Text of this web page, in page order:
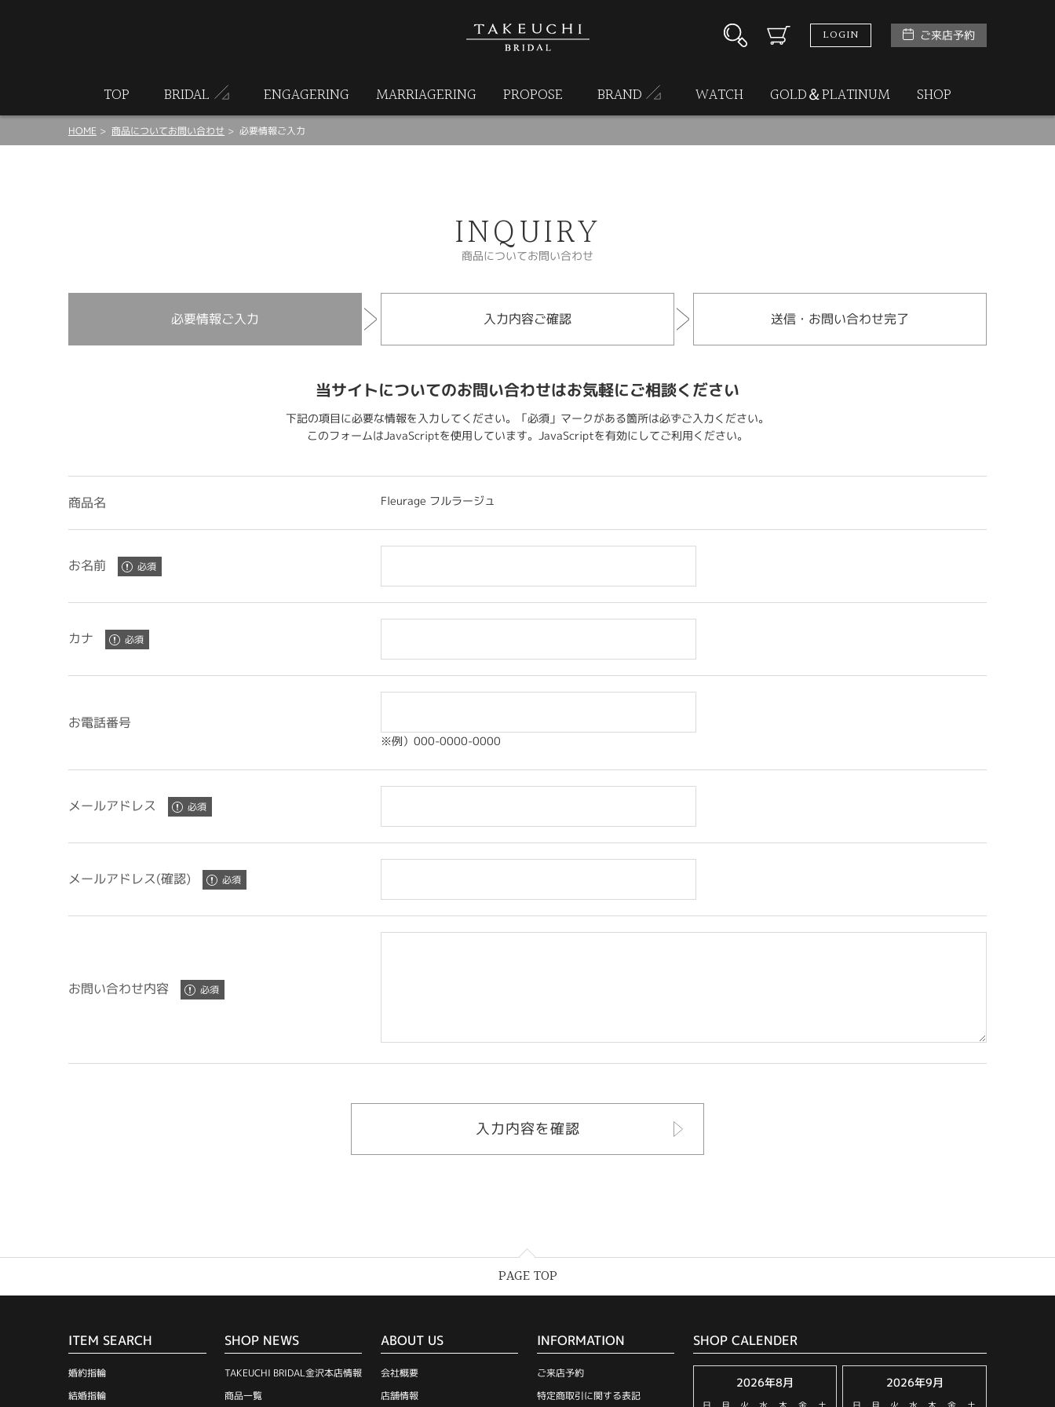
LOGIN ご来店予約
TOP BRIDAL ENGAGERING MARRIAGERING PROPOSE BRAND WATCH GOLD＆PLATINUM SHOP
HOME 商品についてお問い合わせ 必要情報ご入力
INQUIRY
商品についてお問い合わせ
必要情報ご入力 入力内容ご確認 送信・お問い合わせ完了
当サイトについてのお問い合わせはお気軽にご相談ください
下記の項目に必要な情報を入力してください。「必須」マークがある箇所は必ずご入力ください。
このフォームはJavaScriptを使用しています。JavaScriptを有効にしてご利用ください。
商品名 Fleurage フルラージュ
お名前
カナ
お電話番号
※例）000-0000-0000
メールアドレス
メールアドレス(確認)
お問い合わせ内容
PAGE TOP
ITEM SEARCH
婚約指輪
結婚指輪
SHOP NEWS
TAKEUCHI BRIDAL金沢本店情報
商品一覧
ABOUT US
会社概要
店舗情報
INFORMATION
ご来店予約
特定商取引に関する表記
SHOP CALENDER
2026年8月 2026年9月